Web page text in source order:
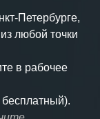
Петербурге,
любой точки
в рабочее